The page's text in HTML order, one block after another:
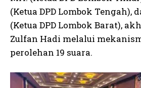
(Ketua DPD Lombok Tengah),
(Ketua DPD Lombok Barat),
Zulfan Hadi melalui
perolehan 19 suara.